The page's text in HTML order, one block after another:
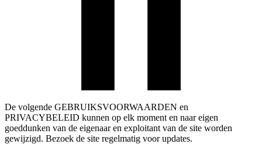
De volgende GEBRUIKSVOORWAARDEN en
PRIVACYBELEID kunnen op elk moment en naar eigen
goeddunken van de eigenaar en exploitant van de site worden
gewijzigd. Bezoek de site regelmatig voor updates.